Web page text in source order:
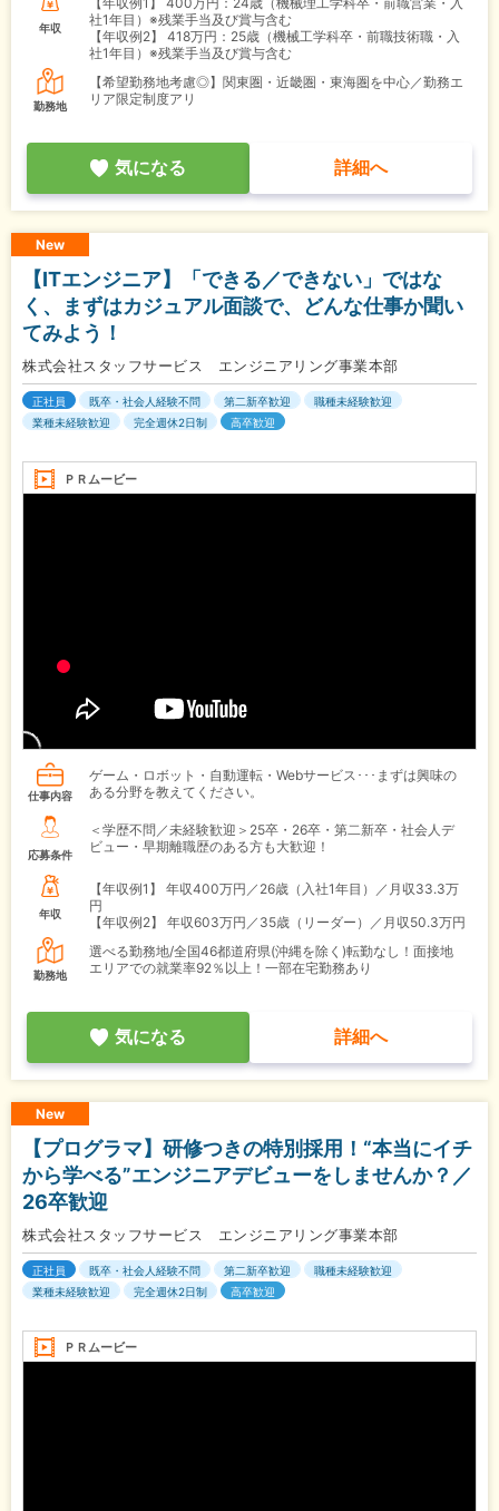
年収
社1年目）※残業手当及び賞与含む
【年収例2】
418万円：25歳（機械工学科卒・前職技術職・入
社1年目）※残業手当及び賞与含む
勤務地
【希望勤務地考慮◎】関東圏・近畿圏・東海圏を中心／勤務エ
リア限定制度アリ
気になる 詳細へ
New
【ITエンジニア】「できる／できない」ではな
く、まずはカジュアル面談で、どんな仕事か聞い
てみよう！
株式会社スタッフサービス エンジニアリング事業本部
正社員 既卒・社会人経験不問 第二新卒歓迎
職種未経験歓迎
業種未経験歓迎
完全週休2日制 高卒歓迎
ＰＲムービー
仕事内容
ゲーム・ロボット・自動運転・Webサービス･･･まずは興味の
ある分野を教えてください。
応募条件
＜学歴不問／未経験歓迎＞25卒・26卒・第二新卒・社会人デ
ビュー・早期離職歴のある方も大歓迎！
年収
【年収例1】
年収400万円／26歳（入社1年目）／月収33.3万
円
【年収例2】
年収603万円／35歳（リーダー）／月収50.3万円
勤務地
選べる勤務地/全国46都道府県(沖縄を除く)転勤なし！面接地
エリアでの就業率92％以上！一部在宅勤務あり
気になる 詳細へ
New
【プログラマ】研修つきの特別採用！“本当にイチ
から学べる”エンジニアデビューをしませんか？／
26卒歓迎
株式会社スタッフサービス エンジニアリング事業本部
正社員 既卒・社会人経験不問 第二新卒歓迎
職種未経験歓迎
業種未経験歓迎
完全週休2日制 高卒歓迎
ＰＲムービー